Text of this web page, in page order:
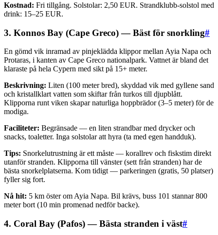
Kostnad: Fri tillgång. Solstolar: 2,50 EUR. Strandklubb-solstol med
drink: 15–25 EUR.
3. Konnos Bay (Cape Greco) — Bäst för snorkling#
En gömd vik inramad av pinjeklädda klippor mellan Ayia Napa och
Protaras, i kanten av Cape Greco nationalpark. Vattnet är bland det
klaraste på hela Cypern med sikt på 15+ meter.
Beskrivning: Liten (100 meter bred), skyddad vik med gyllene sand
och kristallklart vatten som skiftar från turkos till djupblått.
Klipporna runt viken skapar naturliga hoppbrädor (3–5 meter) för de
modiga.
Faciliteter: Begränsade — en liten strandbar med drycker och
snacks, toaletter. Inga solstolar att hyra (ta med egen handduk).
Tips: Snorkelutrustning är ett måste — korallrev och fiskstim direkt
utanför stranden. Klipporna till vänster (sett från stranden) har de
bästa snorkelplatserna. Kom tidigt — parkeringen (gratis, 50 platser)
fyller sig fort.
Nå hit: 5 km öster om Ayia Napa. Bil krävs, buss 101 stannar 800
meter bort (10 min promenad nedför backe).
4. Coral Bay (Pafos) — Bästa stranden i väst#